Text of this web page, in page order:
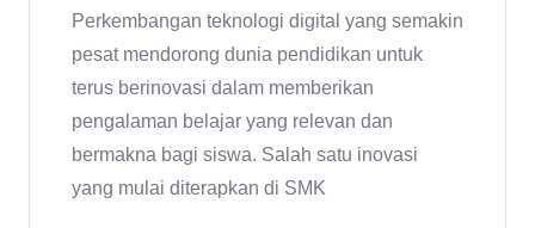
Perkembangan teknologi digital yang semakin
pesat mendorong dunia pendidikan untuk
terus berinovasi dalam memberikan
pengalaman belajar yang relevan dan
bermakna bagi siswa. Salah satu inovasi
yang mulai diterapkan di SMK